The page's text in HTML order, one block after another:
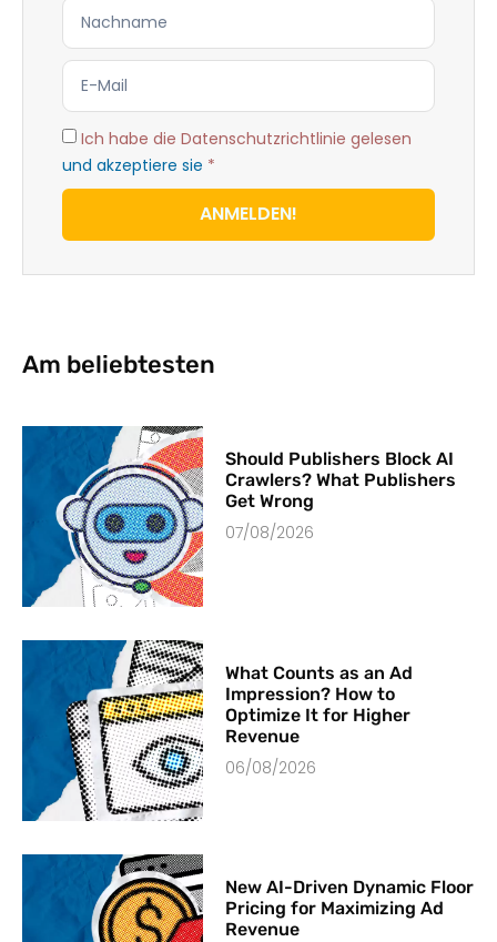
Ich habe die Datenschutzrichtlinie gelesen
und akzeptiere sie *
ANMELDEN!
Am beliebtesten
Should Publishers Block AI
Crawlers? What Publishers
Get Wrong
07/08/2026
What Counts as an Ad
Impression? How to
Optimize It for Higher
Revenue
06/08/2026
New AI-Driven Dynamic Floor
Pricing for Maximizing Ad
Revenue